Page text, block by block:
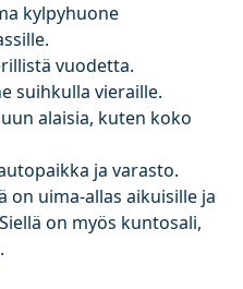
kylpyhuone
vuodetta.
suihkulla vieraille.
alaisia, kuten koko
ja varasto.
on uima-allas aikuisille ja
on myös kuntosali,